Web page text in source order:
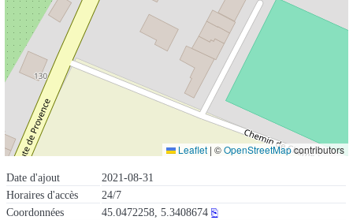
Date d'ajout
2021-08-31
Horaires d'accès
24/7
Coordonnées
45.0472258, 5.3408674 ⎘
Leaflet | ©OpenStreetMapcontributors